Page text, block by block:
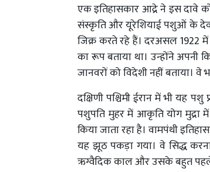
एक इतिहासकार आद्रे ने इस दावे
संस्कृति और यूरेशियाई पशुओं के
जिक्र करते रहे हैं। दरअसल 1922
का रूप बताया था। उन्होंने अपनी
जानवरों को विदेशी नहीं बताया। वे
दक्षिणी पश्चिमी ईरान में भी यह
पशुपति मुहर में आकृति योग मुद्रा में
किया जाता रहा है। वामपंथी
यह झूठ पकड़ा गया। वे सिद्ध
ऋग्वैदिक काल और उसके बहुत पहले